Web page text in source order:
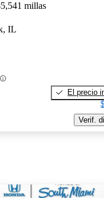
millas
IL
El precio
Verif.